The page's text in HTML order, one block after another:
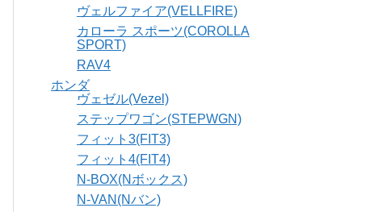
ヴェルファイア(VELLFIRE)
カローラ スポーツ(COROLLA
SPORT)
RAV4
ホンダ
ヴェゼル(Vezel)
ステップワゴン(STEPWGN)
フィット3(FIT3)
フィット4(FIT4)
N-BOX(Nボックス)
N-VAN(Nバン)